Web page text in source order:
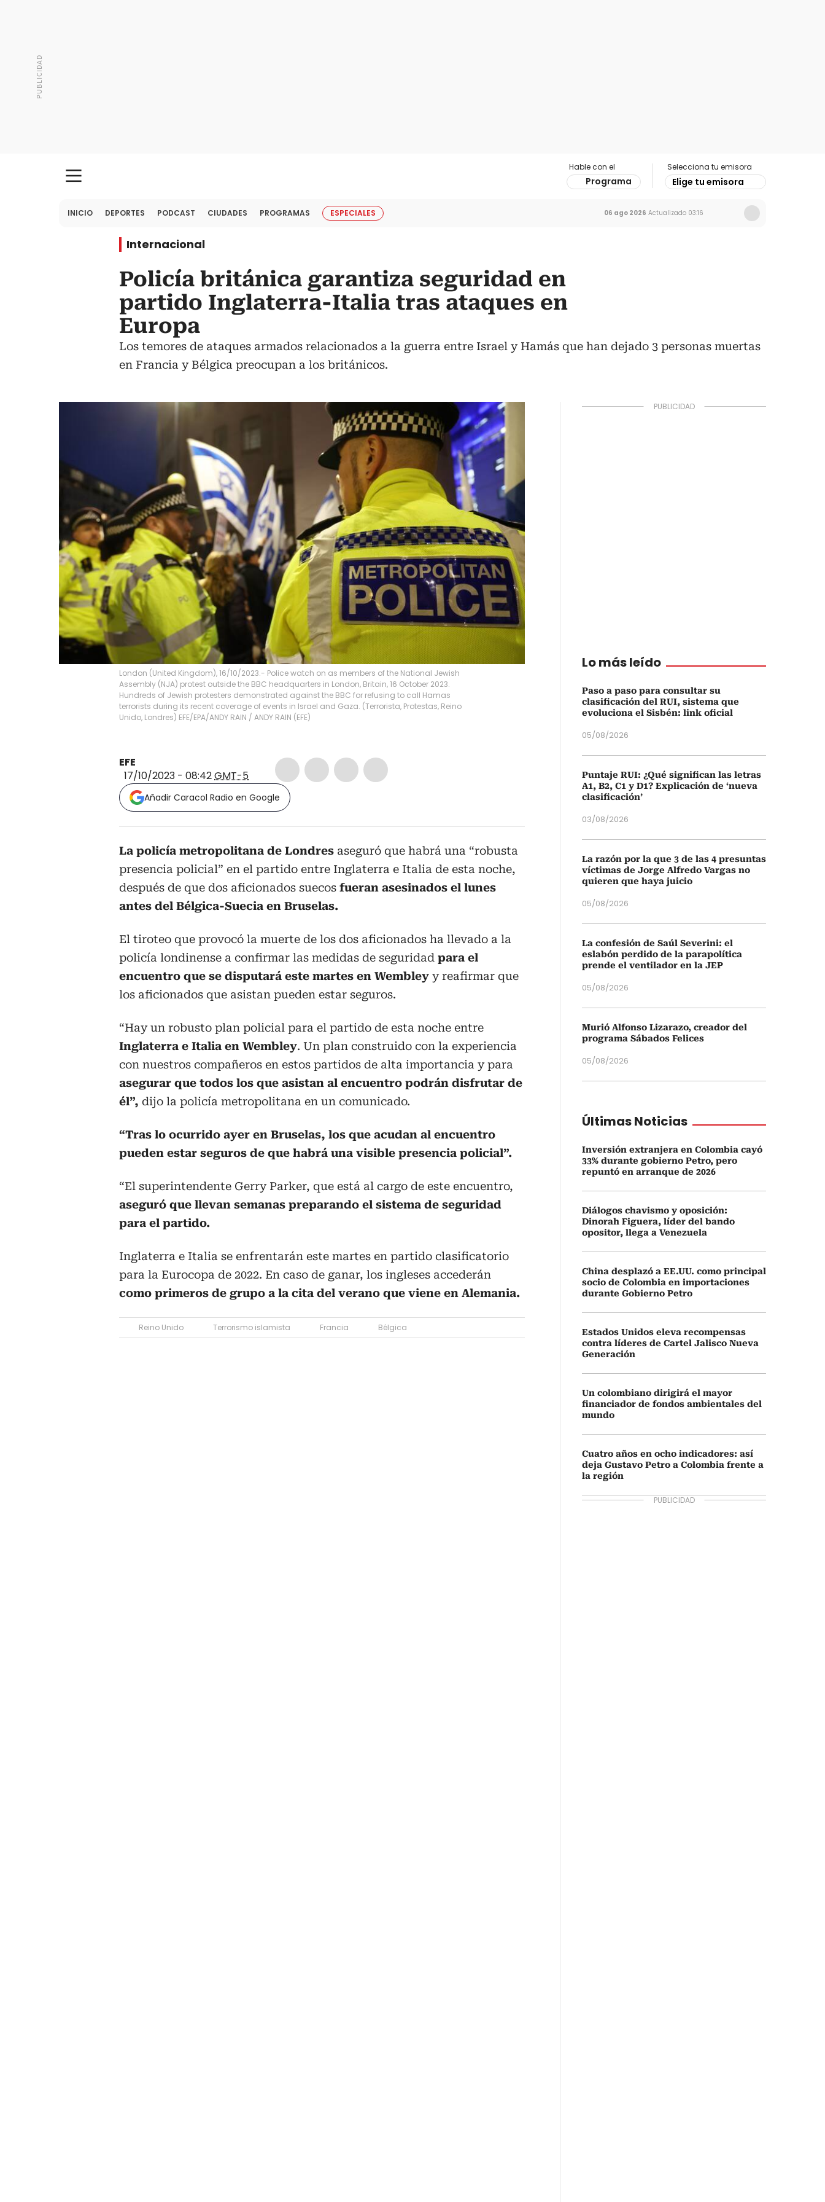
Hable con el
Programa
Selecciona tu emisora
Elige tu emisora
INICIO DEPORTES PODCAST CIUDADES PROGRAMAS ESPECIALES 06 ago 2026 Actualizado 03:16
Internacional
Policía británica garantiza seguridad en
partido Inglaterra-Italia tras ataques en
Europa
Los temores de ataques armados relacionados a la guerra entre Israel y Hamás que han dejado 3 personas muertas
en Francia y Bélgica preocupan a los británicos.
London (United Kingdom), 16/10/2023.- Police watch on as members of the National Jewish
Assembly (NJA) protest outside the BBC headquarters in London, Britain, 16 October 2023.
Hundreds of Jewish protesters demonstrated against the BBC for refusing to call Hamas
terrorists during its recent coverage of events in Israel and Gaza. (Terrorista, Protestas, Reino
Unido, Londres) EFE/EPA/ANDY RAIN / ANDY RAIN (EFE)
EFE
17/10/2023 - 08:42GMT-5
Añadir Caracol Radio en Google
La policía metropolitana de Londres aseguró que habrá una “robusta
presencia policial” en el partido entre Inglaterra e Italia de esta noche,
después de que dos aficionados suecos fueran asesinados el lunes
antes del Bélgica-Suecia en Bruselas.
El tiroteo que provocó la muerte de los dos aficionados ha llevado a la
policía londinense a confirmar las medidas de seguridad para el
encuentro que se disputará este martes en Wembley y reafirmar que
los aficionados que asistan pueden estar seguros.
“Hay un robusto plan policial para el partido de esta noche entre
Inglaterra e Italia en Wembley. Un plan construido con la experiencia
con nuestros compañeros en estos partidos de alta importancia y para
asegurar que todos los que asistan al encuentro podrán disfrutar de
él”, dijo la policía metropolitana en un comunicado.
“Tras lo ocurrido ayer en Bruselas, los que acudan al encuentro
pueden estar seguros de que habrá una visible presencia policial”.
“El superintendente Gerry Parker, que está al cargo de este encuentro,
aseguró que llevan semanas preparando el sistema de seguridad
para el partido.
Inglaterra e Italia se enfrentarán este martes en partido clasificatorio
para la Eurocopa de 2022. En caso de ganar, los ingleses accederán
como primeros de grupo a la cita del verano que viene en Alemania.
Reino Unido Terrorismo islamista Francia Bélgica
Lo más leído
Paso a paso para consultar su
clasificación del RUI, sistema que
evoluciona el Sisbén: link oficial
05/08/2026
Puntaje RUI: ¿Qué significan las letras
A1, B2, C1 y D1? Explicación de ‘nueva
clasificación’
03/08/2026
La razón por la que 3 de las 4 presuntas
víctimas de Jorge Alfredo Vargas no
quieren que haya juicio
05/08/2026
La confesión de Saúl Severini: el
eslabón perdido de la parapolítica
prende el ventilador en la JEP
05/08/2026
Murió Alfonso Lizarazo, creador del
programa Sábados Felices
05/08/2026
Últimas Noticias
Inversión extranjera en Colombia cayó
33% durante gobierno Petro, pero
repuntó en arranque de 2026
Diálogos chavismo y oposición:
Dinorah Figuera, líder del bando
opositor, llega a Venezuela
China desplazó a EE.UU. como principal
socio de Colombia en importaciones
durante Gobierno Petro
Estados Unidos eleva recompensas
contra líderes de Cartel Jalisco Nueva
Generación
Un colombiano dirigirá el mayor
financiador de fondos ambientales del
mundo
Cuatro años en ocho indicadores: así
deja Gustavo Petro a Colombia frente a
la región